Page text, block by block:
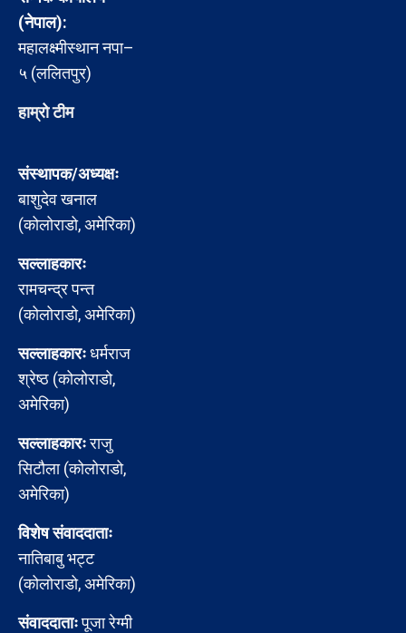
(नेपाल):
महालक्ष्मीस्थान नपा–
५ (ललितपुर)
हाम्रो टीम
संस्थापक/अध्यक्षः
बाशुदेव खनाल
(कोलोराडो, अमेरिका)
सल्लाहकारः
रामचन्द्र पन्त
(कोलोराडो, अमेरिका)
सल्लाहकारःधर्मराज
श्रेष्ठ (कोलोराडो,
अमेरिका)
सल्लाहकारःराजु
सिटौला (कोलोराडो,
अमेरिका)
विशेष संवाददाताः
नातिबाबु भट्ट
(कोलोराडो, अमेरिका)
संवाददाताःपूजा रेग्मी